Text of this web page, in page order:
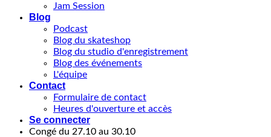
Jam Session
Blog
Podcast
Blog du skateshop
Blog du studio d'enregistrement
Blog des événements
L'équipe
Contact
Formulaire de contact
Heures d'ouverture et accès
Se connecter
Congé du 27.10 au 30.10